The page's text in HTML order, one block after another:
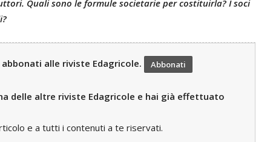
Quali sono le formule societarie per costituirla? I soci
alle riviste Edagricole. Abbonati
delle altre riviste Edagricole e hai già effettuato
e a tutti i contenuti a te riservati.